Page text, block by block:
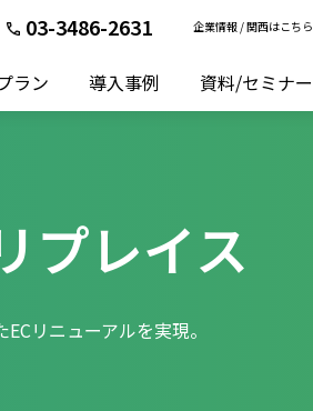
03-3486-2631 企業情報/関西はこちら
ラン 導入事例 資料/セミナー
プレイス
リニューアルを実現。